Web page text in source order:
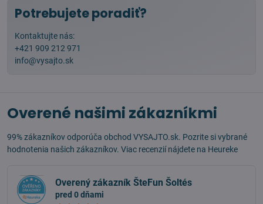
Potrebujete poradiť?
Kontaktujte nás:
+421 909 212 971
info@vysajto.sk
Overené našimi zákazníkmi
99% zákazníkov odporúča obchod VYSAJTO.sk. Pozrite si vybrané
hodnotenia našich zákazníkov. Viac recenzií nájdete na Heureke
Overený zákazník ŠteFun Šoltés
pred 0 dňami